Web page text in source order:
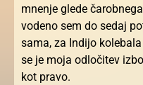
mnenje glede
vodeno sem do sedaj
sama, za Indijo
se je moja odločitev
kot pravo.